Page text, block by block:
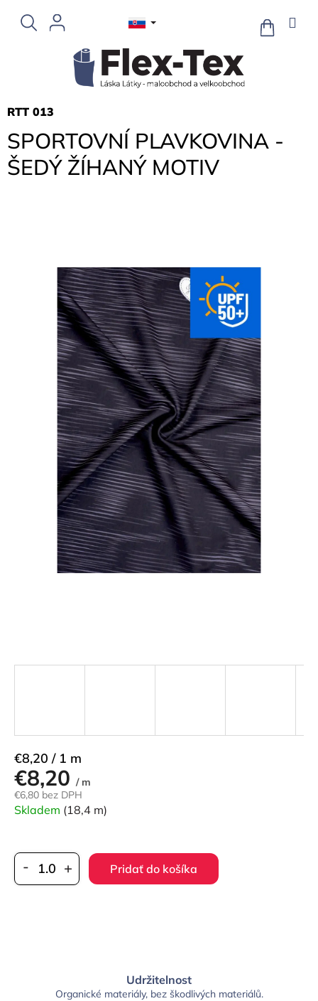
obsah
KOŠÍK
SPORTOVNÍ PLAVKOVINA -
ŠEDÝ ŽÍHANÝ MOTIV
RTT 013
€8,20 / m
€6,80 bez DPH
Jednotková
cena:
€8,20 / 1 m
Skladem (18,4 m)
Pridať do košíka
Udržitelnost
Organické materiály, bez škodlivých materiálů.